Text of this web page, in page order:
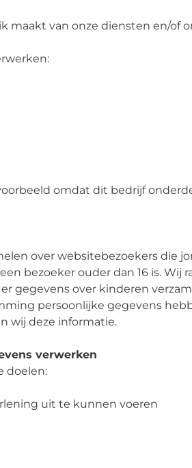
van onze diensten en/of
omdat dit bedrijf
over websitebezoekers die
bezoeker ouder dan 16 is. Wij
gegevens over kinderen
persoonlijke gegevens
wij deze informatie.
verwerken
doelen:
uit te kunnen voeren